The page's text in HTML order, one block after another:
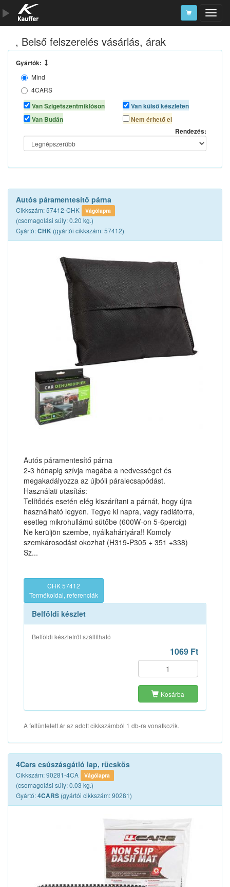
Szerszámkatalógus
Kosár
Alkatrészek
, Belső felszerelés vásárlás, árak
Gyártók:
Mind
4CARS
AUTOLIFE
AUTOMAX
CHK
H-DRIVE
MANIAC
Van Szigetszentmiklóson
Van Budán
Van külső készleten
Nem érhető el
Rendezés:
Autós páramentesítő párna
Cikkszám: 57412-CHK Vágólapra
(csomagolási súly: 0.20 kg.)
Gyártó:CHK (gyártói cikkszám: 57412)
Autós páramentesítő párna
2-3 hónapig szívja magába a nedvességet és
megakadályozza az újbóli páralecsapódást.
Használati utasítás:
Telítődés esetén elég kiszárítani a párnát, hogy újra
használható legyen. Tegye ki napra, vagy radiátorra,
esetleg mikrohullámú sütőbe (600W-on 5-6percig)
Ne kerüljön szembe, nyálkahártyára!! Komoly
szemkárosodást okozhat (H319-P305 + 351 +338)
Sz...
CHK 57412
Termékoldal, referenciák
Belföldi készlet
Belföldi készletről szállítható
1069 Ft
Kosárba
A feltüntetett ár az adott cikkszámból 1 db-ra vonatkozik.
4Cars csúszásgátló lap, rücskös
Cikkszám: 90281-4CA Vágólapra
(csomagolási súly: 0.03 kg.)
Gyártó:4CARS (gyártói cikkszám: 90281)